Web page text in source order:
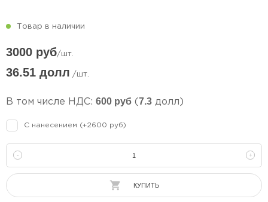
Товар в наличии
3000 руб/шт.
36.51 долл /шт.
В том числе НДС: 600 руб ( 7.3 долл)
С нанесением (+2600 руб)
- +
КУПИТЬ